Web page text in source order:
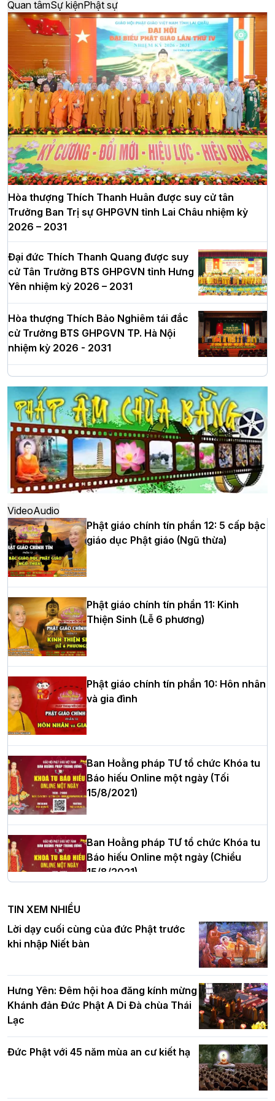
Quan tâmSự kiệnPhật sự
Hòa thượng Thích Thanh Huân được suy cử tân
Trưởng Ban Trị sự GHPGVN tỉnh Lai Châu nhiệm kỳ
2026 – 2031
Đại đức Thích Thanh Quang được suy
cử Tân Trưởng BTS GHPGVN tỉnh Hưng
Yên nhiệm kỳ 2026 – 2031
Hòa thượng Thích Bảo Nghiêm tái đắc
cử Trưởng BTS GHPGVN TP. Hà Nội
nhiệm kỳ 2026 - 2031
Hà Nội: Long trọng lễ khởi công xây
dựng Trung tâm văn hóa Phật giáo Thủ
đô
Hà Nội: Ngày tu học cuối cùng khép lại
khóa sinh hoạt Phật pháp mùa hè lần
thứ XIV tại chùa Bằng
Học yêu thương trong ngày tu tập thứ
tư của Khóa sinh hoạt Phật pháp mùa
hè tại chùa Bằng
HT.Thích Thọ Lạc được suy cử làm tân
Trưởng BTS GHPGVN tỉnh Nghệ An
Hòa thượng Thích Quảng Tùng tái đắc
cử Trưởng BTS GHPGVN thành phố Hải
Phòng nhiệm kỳ 2026 – 2031
Thượng tọa Thích Tâm Chính được suy
cử tân Trưởng ban Trị sự GHPGVN tỉnh
Hà Nội: Tăng Ni Trường hạ Bồ Đề trang
nghiêm tác pháp Tiền an cư PL.2570 –
DL.2026
chúc mừng Phật đản BTS GHPGVN TP.
Hà Nội
Hơn 5.000 người tham dự diễu hành,
VideoAudio
Phật giáo chính tín phần 12: 5 cấp bậc
giáo dục Phật giáo (Ngũ thừa)
Phật giáo chính tín phần 11: Kinh
Thiện Sinh (Lễ 6 phương)
Phật giáo chính tín phần 10: Hôn nhân
và gia đình
Ban Hoằng pháp TƯ tổ chức Khóa tu
Báo hiếu Online một ngày (Tối
15/8/2021)
Ban Hoằng pháp TƯ tổ chức Khóa tu
Báo hiếu Online một ngày (Chiều
15/8/2021)
Ban Hoằng pháp TƯ tổ chức Khóa tu
Báo hiếu Online một ngày (Sáng
15/8/2021)
Tinh thần yêu nước của Phật giáo
TIN XEM NHIỀU
Lời dạy cuối cùng của đức Phật trước
khi nhập Niết bàn
Hưng Yên: Đêm hội hoa đăng kính mừng
Khánh đản Đức Phật A Di Đà chùa Thái
Lạc
Đức Phật với 45 năm mùa an cư kiết hạ